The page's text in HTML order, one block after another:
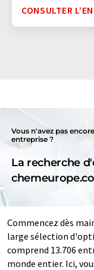
CONSULTER
Vous n'avez pas
entreprise ?
La recherche
Commencez dès
large sélection
comprend 13.706
monde entier. Ici,